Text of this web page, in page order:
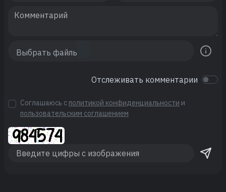
Отслеживать комментарии
Соглашаюсь с политикой конфиденциальности и
пользовательским соглашением